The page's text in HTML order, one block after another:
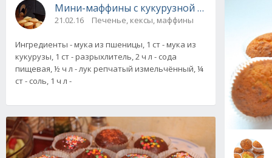
Мини-маффины с кукурузной мукой, рецепт
21.02.16 Печенье, кексы, маффины
Ингредиенты - мука из пшеницы, 1 ст - мука из
кукурузы, 1 ст - разрыхлитель, 2 ч л - сода
пищевая, ½ ч л - лук репчатый измельчённый, ¼
ст - соль, 1 ч л -